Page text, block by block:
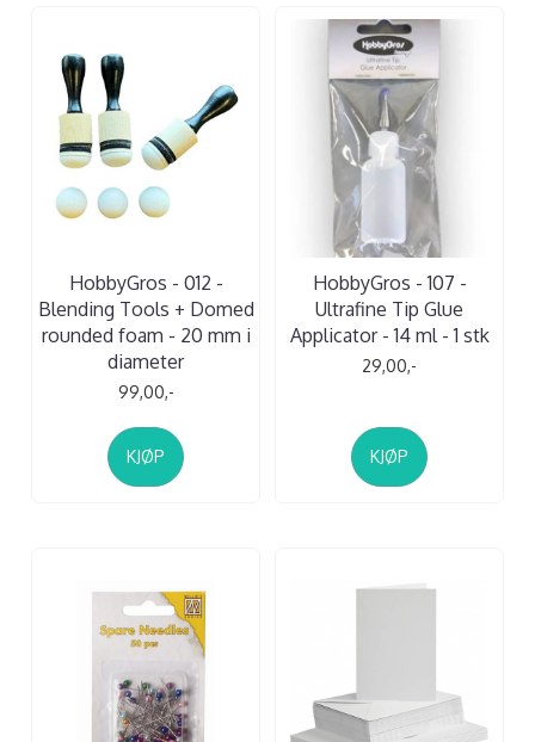
HobbyGros - 012 -
Blending Tools + Domed
rounded foam - 20 mm i
diameter
99,00,-
KJØP
HobbyGros - 107 -
Ultrafine Tip Glue
Applicator - 14 ml - 1 stk
29,00,-
KJØP